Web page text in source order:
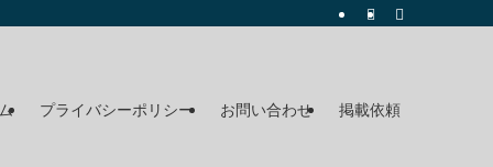
プライバシーポリシー お問い合わせ 掲載依頼